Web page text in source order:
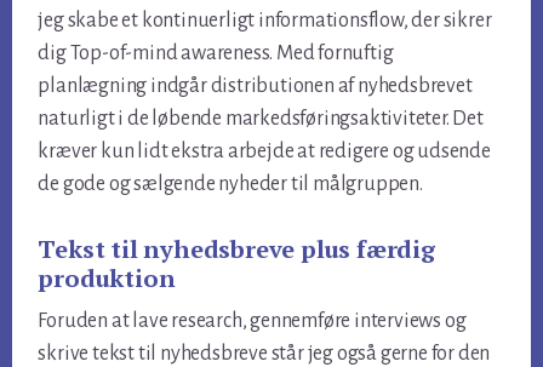
jeg skabe et kontinuerligt informationsflow, der sikrer
dig Top-of-mind awareness. Med fornuftig
planlægning indgår distributionen af nyhedsbrevet
naturligt i de løbende markedsføringsaktiviteter. Det
kræver kun lidt ekstra arbejde at redigere og udsende
de gode og sælgende nyheder til målgruppen.
Tekst til nyhedsbreve plus færdig
produktion
Foruden at lave research, gennemføre interviews og
skrive tekst til nyhedsbreve står jeg også gerne for den